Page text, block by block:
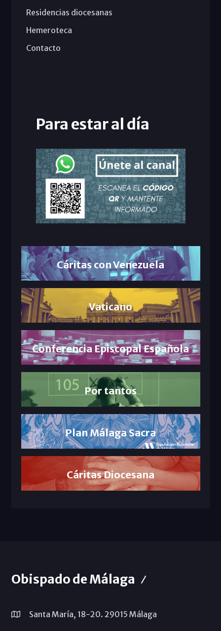
Residencias diocesanas
Hemeroteca
Contacto
Para estar al día
Cáritas con Venezuela
Vaticano
Conferencia Episcopal Española
Por tantos
Plan Málaga Sacra
Cáritas Diocesana
Obispado de Málaga
Santa María, 18-20. 29015 Málaga